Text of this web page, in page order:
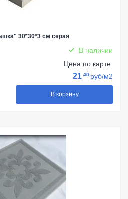
30*30*3 см серая
В наличии
Цена по карте:
21 40 руб/м2
В корзину